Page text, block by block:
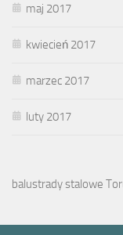
maj 2017
kwiecień 2017
marzec 2017
luty 2017
balustrady stalowe